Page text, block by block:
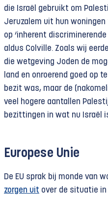
die Israël gebruikt om
Jeruzalem uit hun
op ‘inherent
aldus Colville. Zoals wij
die wetgeving Joden de
land en onroerend goed op
bezit was, maar de
veel hogere aantallen
bezittingen in wat nu Israël
Europese Unie
De EU sprak bij monde van
zorgen uit over de situatie in